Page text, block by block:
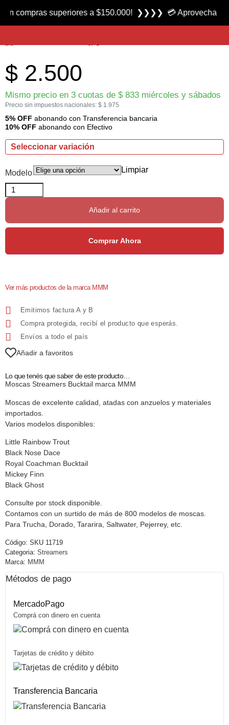
Producto nuevo
Moscas Streamers Bucktail Varios Modelos marca FC
$ 2.500
Mismo precio en 3 cuotas de $833 miércoles y sábados
Precio sin impuestos nacionales: $ 1.975
5% OFF abonando con Transferencia bancaria
10% OFF abonando con Efectivo
Seleccionar variación
Modelo Limpiar
Añadir al carrito
Comprar Ahora
Ver más productos de la marca MMM
Emitimos factura A y B
Compra protegida, recibí el producto que esperás.
Envíos a todo el país
Añadir a favoritos
Lo que tenés que saber de este producto…
Moscas Streamers Bucktail marca MMM
Moscas de excelente calidad, atadas con anzuelos y materiales
importados.
Varios modelos disponibles:
Little Rainbow Trout
Black Nose Dace
Royal Coachman Bucktail
Mickey Finn
Black Ghost
Consulte por stock disponible.
Contamos con un surtido de más de 800 modelos de moscas.
Para Trucha, Dorado, Tararira, Saltwater, Pejerrey, etc.
Código: SKU 11719
Categoria: Streamers
Marca: MMM
Métodos de pago
MercadoPago
Comprá con dinero en cuenta
Tarjetas de crédito y débito
Transferencia Bancaria
superiores a $150.000! ❯❯❯❯ 💳 Aprovecha las 3